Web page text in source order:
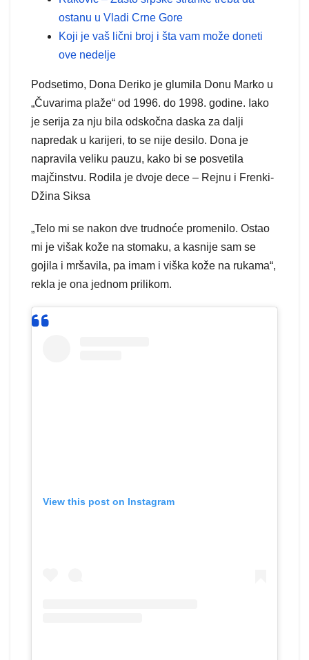
ostanu u Vladi Crne Gore
Koji je vaš lični broj i šta vam može doneti
ove nedelje
Podsetimo, Dona Deriko je glumila Donu Marko u
„Čuvarima plaže“ od 1996. do 1998. godine. Iako
je serija za nju bila odskočna daska za dalji
napredak u karijeri, to se nije desilo. Dona je
napravila veliku pauzu, kako bi se posvetila
majčinstvu. Rodila je dvoje dece – Rejnu i Frenki-
Džina Siksa
„Telo mi se nakon dve trudnoće promenilo. Ostao
mi je višak kože na stomaku, a kasnije sam se
gojila i mršavila, pa imam i viška kože na rukama“,
rekla je ona jednom prilikom.
View this post on Instagram